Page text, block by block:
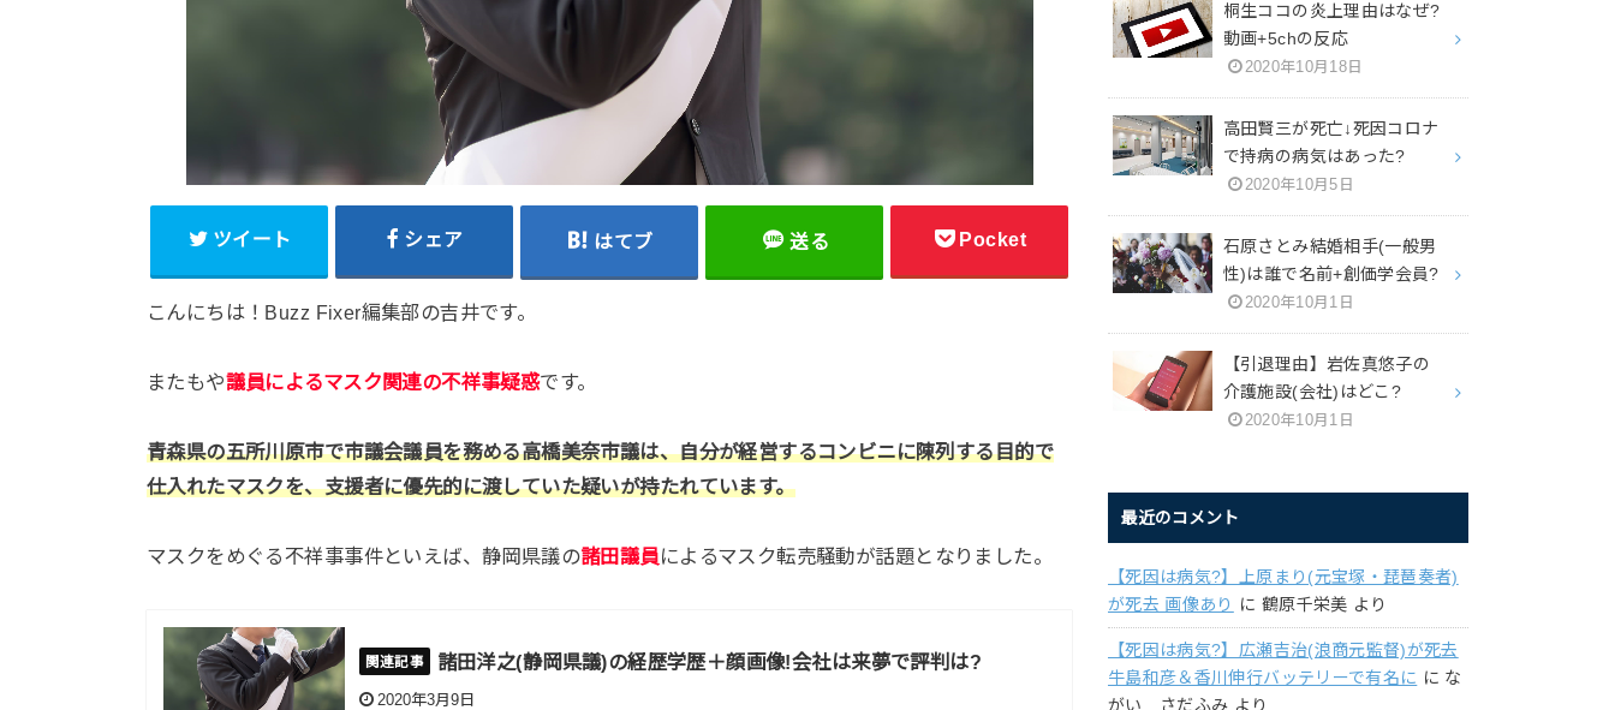
ツイート シェア はてブ 送る Pocket
こんにちは！Buzz Fixer編集部の吉井です。
またもや議員によるマスク関連の不祥事疑惑です。
青森県の五所川原市で市議会議員を務める高橋美奈市議は、自分が経営するコンビニに陳列する目的で
仕入れたマスクを、支援者に優先的に渡していた疑いが持たれています。
マスクをめぐる不祥事事件といえば、静岡県議の諸田議員によるマスク転売騒動が話題となりました。
諸田洋之(静岡県議)の経歴学歴＋顔画像!会社は来夢で評判は?
2020年3月9日
桐生ココの炎上理由はなぜ?
動画+5chの反応
2020年10月18日
高田賢三が死亡↓死因コロナ
で持病の病気はあった?
2020年10月5日
石原さとみ結婚相手(一般男
性)は誰で名前+創価学会員?
2020年10月1日
【引退理由】岩佐真悠子の
介護施設(会社)はどこ?
2020年10月1日
最近のコメント
【死因は病気?】上原まり(元宝塚・琵琶奏者)
が死去 画像あり
に 鶴原千栄美 より
【死因は病気?】広瀬吉治(浪商元監督)が死去
牛島和彦＆香川伸行バッテリーで有名に に な
がい さだふみ より